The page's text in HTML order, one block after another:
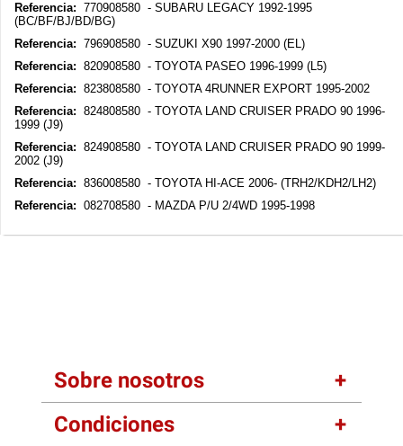
Referencia: 770908580 - SUBARU LEGACY 1992-1995
(BC/BF/BJ/BD/BG)
Referencia: 796908580 - SUZUKI X90 1997-2000 (EL)
Referencia: 820908580 - TOYOTA PASEO 1996-1999 (L5)
Referencia: 823808580 - TOYOTA 4RUNNER EXPORT 1995-2002
Referencia: 824808580 - TOYOTA LAND CRUISER PRADO 90 1996-
1999 (J9)
Referencia: 824908580 - TOYOTA LAND CRUISER PRADO 90 1999-
2002 (J9)
Referencia: 836008580 - TOYOTA HI-ACE 2006- (TRH2/KDH2/LH2)
Referencia: 082708580 - MAZDA P/U 2/4WD 1995-1998
Sobre nosotros
Condiciones